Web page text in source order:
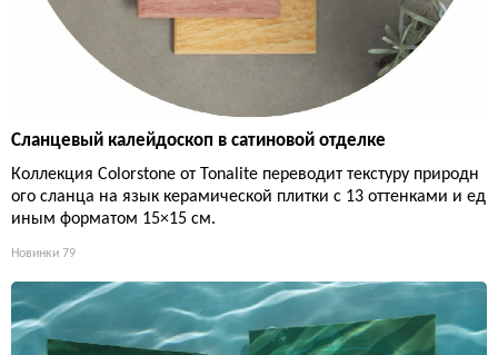
Сланцевый калейдоскоп в сатиновой отделке
Коллекция Colorstone от Tonalite переводит текстуру природн
ого сланца на язык керамической плитки с 13 оттенками и ед
иным форматом 15×15 см.
Новинки 79